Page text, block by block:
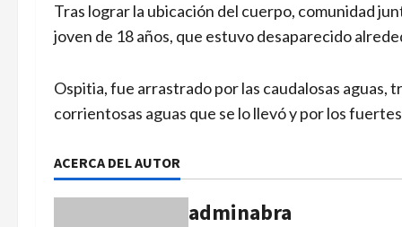
Tras lograr la ubicación del cuerpo, comunidad
joven de 18 años, que estuvo desaparecido
Ospitia, fue arrastrado por las caudalosas aguas,
corrientosas aguas que se lo llevó y por los
ACERCA DEL AUTOR
adminabra